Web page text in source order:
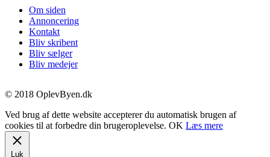
Om siden
Annoncering
Kontakt
Bliv skribent
Bliv sælger
Bliv medejer
© 2018 OplevByen.dk
Ved brug af dette website accepterer du automatisk brugen af
cookies til at forbedre din brugeroplevelse. OK Læs mere
Luk